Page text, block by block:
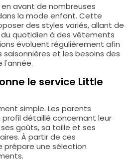
avant de nombreuses
la mode enfant. Cette
des styles variés, allant de
quotidien à des vêtements
évoluent régulièrement afin
saisonnières et les besoins des
l'année.
le service Little
simple. Les parents
détaillé concernant leur
goûts, sa taille et ses
À partir de ces
prépare une sélection